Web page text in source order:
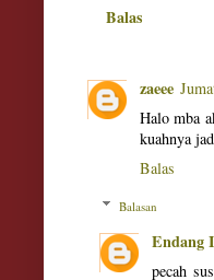
Balas
zaeee
Halo mba
kuahnya
Balas
Balasan
Endang
pecah